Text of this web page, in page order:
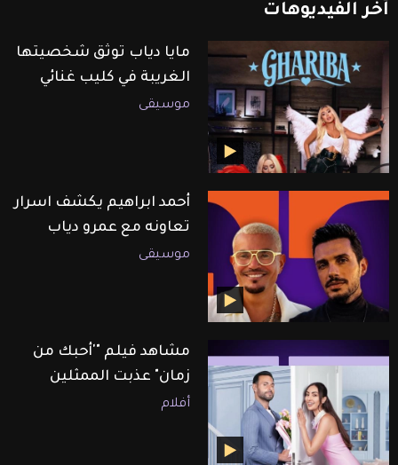
آخر الفيديوهات
مايا دياب توثق شخصيتها
الغريبة في كليب غنائي
موسيقى
أحمد ابراهيم يكشف اسرار
تعاونه مع عمرو دياب
موسيقى
مشاهد فيلم "'أحبك من
زمان" عذبت الممثلين
أفلام